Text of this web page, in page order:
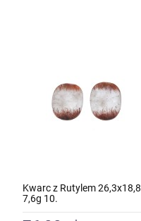
Kwarc z Rutylem 26,3x18,8
7,6g 10.